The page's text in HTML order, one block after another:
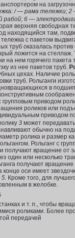
на
/ — рама тележки; 2
6 —
верхняя свободная
находящийся там,
с пакетом
труб оказалась
ложится на
на нем горячего
из нее пакетов труб.
цехах. Наличие
труб. Рольганги
в
приводом
роликов или
приводом
3 может
обычно на
ролика и размер
Рольганг с
получают вращение от
один или несколько
получают вращение
конце оси имеет
5. Кроме того, для
в желобке.
и т. п., чтобы
роликами. Более
пере­дачей